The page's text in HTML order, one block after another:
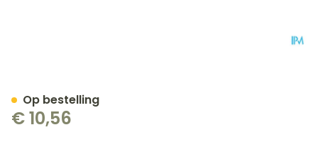
€ 10,56
Op bestelling